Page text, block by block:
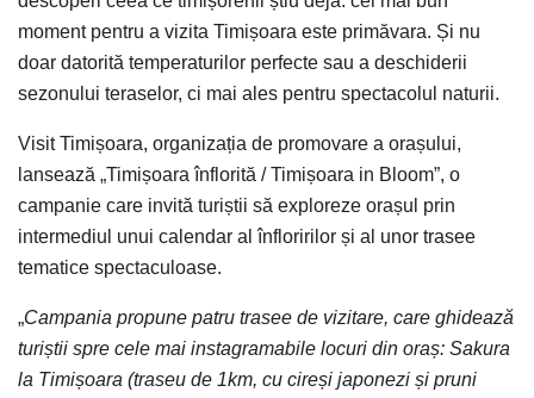
moment pentru a vizita Timișoara este primăvara. Și nu
doar datorită temperaturilor perfecte sau a deschiderii
sezonului teraselor, ci mai ales pentru spectacolul naturii.
Visit Timișoara, organizația de promovare a orașului,
lansează „Timișoara înflorită / Timișoara in Bloom”, o
campanie care invită turiștii să exploreze orașul prin
intermediul unui calendar al înfloririlor și al unor trasee
tematice spectaculoase.
„Campania propune patru trasee de vizitare, care ghidează
turiștii spre cele mai instagramabile locuri din oraș: Sakura
la Timișoara (traseu de 1km, cu cireși japonezi și pruni